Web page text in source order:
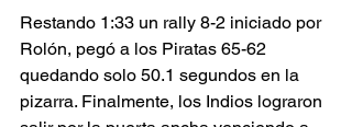
Restando 1:33 un rally 8-2 iniciado por
Rolón, pegó a los Piratas 65-62
quedando solo 50.1 segundos en la
pizarra. Finalmente, los Indios lograron